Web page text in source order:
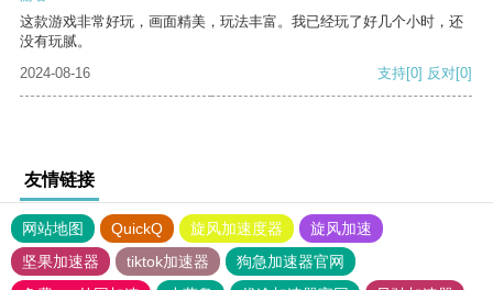
这款游戏非常好玩，画面精美，玩法丰富。我已经玩了好几个小时，还
没有玩腻。
2024-08-16
支持[0] 反对[0]
友情链接
网站地图 QuickQ 旋风加速度器
旋风加速
坚果加速器
tiktok加速器
狗急加速器官网